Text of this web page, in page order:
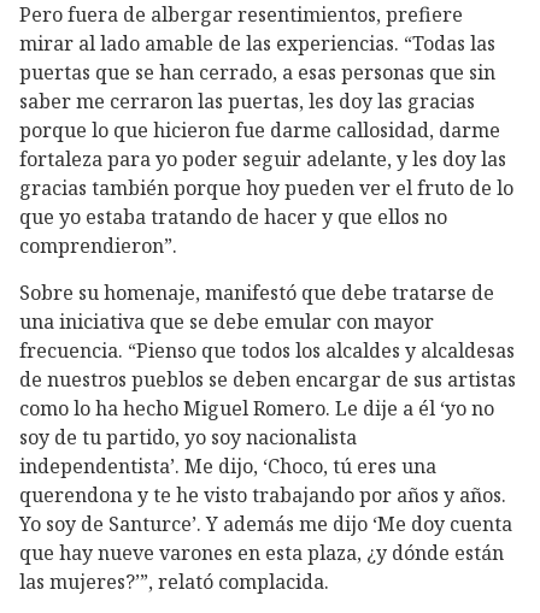
Pero fuera de albergar resentimientos, prefiere
mirar al lado amable de las experiencias. “Todas las
puertas que se han cerrado, a esas personas que sin
saber me cerraron las puertas, les doy las gracias
porque lo que hicieron fue darme callosidad, darme
fortaleza para yo poder seguir adelante, y les doy las
gracias también porque hoy pueden ver el fruto de lo
que yo estaba tratando de hacer y que ellos no
comprendieron”.
Sobre su homenaje, manifestó que debe tratarse de
una iniciativa que se debe emular con mayor
frecuencia. “Pienso que todos los alcaldes y alcaldesas
de nuestros pueblos se deben encargar de sus artistas
como lo ha hecho Miguel Romero. Le dije a él ‘yo no
soy de tu partido, yo soy nacionalista
independentista’. Me dijo, ‘Choco, tú eres una
querendona y te he visto trabajando por años y años.
Yo soy de Santurce’. Y además me dijo ‘Me doy cuenta
que hay nueve varones en esta plaza, ¿y dónde están
las mujeres?’”, relató complacida.